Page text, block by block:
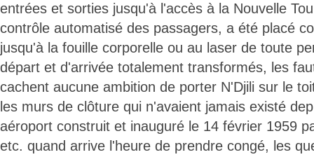
entrées et sorties jusqu'à l'accès à la Nouvelle
contrôle automatisé des passagers, a été placé
jusqu'à la fouille corporelle ou au laser de toute
départ et d'arrivée totalement transformés, les
cachent aucune ambition de porter N'Djili sur le
les murs de clôture qui n'avaient jamais existé
aéroport construit et inauguré le 14 février 1959
etc. quand arrive l'heure de prendre congé, les